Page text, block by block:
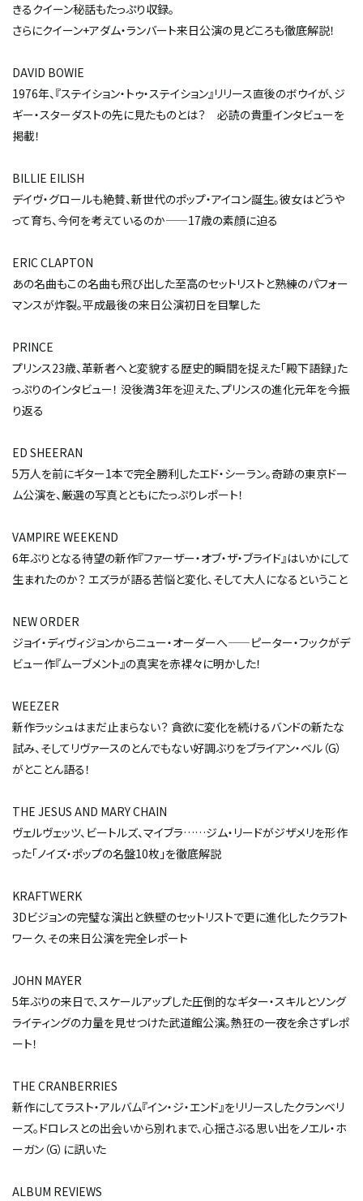
きるクイーン秘話もたっぷり収録。
さらにクイーン+アダム・ランバート来日公演の見どころも徹底解説！
DAVID BOWIE
1976年、『ステイション・トゥ・ステイション』リリース直後のボウイが、ジ
ギー・スターダストの先に見たものとは？ 必読の貴重インタビューを
掲載！
BILLIE EILISH
デイヴ・グロールも絶賛、新世代のポップ・アイコン誕生。彼女はどうや
って育ち、今何を考えているのか——17歳の素顔に迫る
ERIC CLAPTON
あの名曲もこの名曲も飛び出した至高のセットリストと熟練のパフォー
マンスが炸裂。平成最後の来日公演初日を目撃した
PRINCE
プリンス23歳、革新者へと変貌する歴史的瞬間を捉えた「殿下語録」た
っぷりのインタビュー！ 没後満3年を迎えた、プリンスの進化元年を今振
り返る
ED SHEERAN
5万人を前にギター1本で完全勝利したエド・シーラン。奇跡の東京ドー
ム公演を、厳選の写真とともにたっぷりレポート！
VAMPIRE WEEKEND
6年ぶりとなる待望の新作『ファーザー・オブ・ザ・ブライド』はいかにして
生まれたのか？ エズラが語る苦悩と変化、そして大人になるということ
NEW ORDER
ジョイ・ディヴィジョンからニュー・オーダーへ——ピーター・フックがデ
ビュー作『ムーブメント』の真実を赤裸々に明かした！
WEEZER
新作ラッシュはまだ止まらない？ 貪欲に変化を続けるバンドの新たな
試み、そしてリヴァースのとんでもない好調ぶりをブライアン・ベル（G）
がとことん語る！
THE JESUS AND MARY CHAIN
ヴェルヴェッツ、ビートルズ、マイブラ……ジム・リードがジザメリを形作
った「ノイズ・ポップの名盤10枚」を徹底解説
KRAFTWERK
3Dビジョンの完璧な演出と鉄壁のセットリストで更に進化したクラフト
ワーク、その来日公演を完全レポート
JOHN MAYER
5年ぶりの来日で、スケールアップした圧倒的なギター・スキルとソング
ライティングの力量を見せつけた武道館公演。熱狂の一夜を余さずレポ
ート！
THE CRANBERRIES
新作にしてラスト・アルバム『イン・ジ・エンド』をリリースしたクランベリ
ーズ。ドロレスとの出会いから別れまで、心揺さぶる思い出をノエル・ホ
ーガン（G）に訊いた
ALBUM REVIEWS